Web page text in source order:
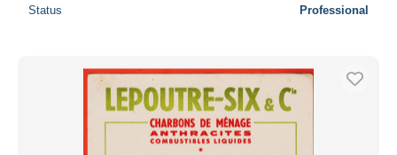
Status Professional